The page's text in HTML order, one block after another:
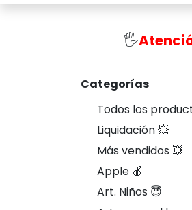
🖐️
Categorías
Todos los
Liquidación 💥
Más vendidos 💥
Apple 🍎
Art. Niños 😇